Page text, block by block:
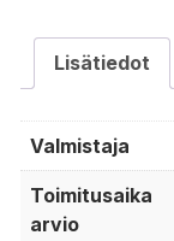
Lisätiedot
Valmistaja
Toimitusaika
arvio